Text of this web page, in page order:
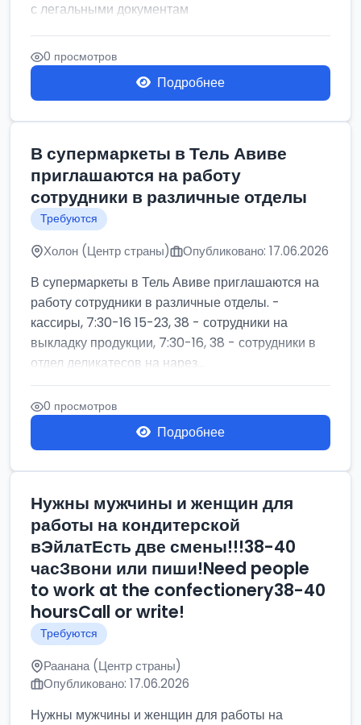
с легальными документам
0 просмотров
Подробнее
В супермаркеты в Тель Авиве
приглашаются на работу
сотрудники в различные отделы
Требуются
Холон (Центр страны) Опубликовано: 17.06.2026
В супермаркеты в Тель Авиве приглашаются на
работу сотрудники в различные отделы. -
кассиры, 7:30-16 15-23, 38 - сотрудники на
выкладку продукции, 7:30-16, 38 - сотрудники в
отдел деликатесов на нарез...
0 просмотров
Подробнее
Нужны мужчины и женщин для
работы на кондитерской
вЭйлатЕсть две смены!!!38-40
часЗвони или пиши!Need people
to work at the confectionery38-40
hoursCall or write!
Требуются
Раанана (Центр страны)
Опубликовано: 17.06.2026
Нужны мужчины и женщин для работы на